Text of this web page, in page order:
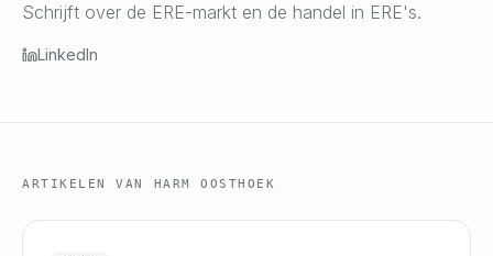
Schrijft over de ERE-markt en de handel in ERE's.
LinkedIn
ARTIKELEN VAN HARM OOSTHOEK